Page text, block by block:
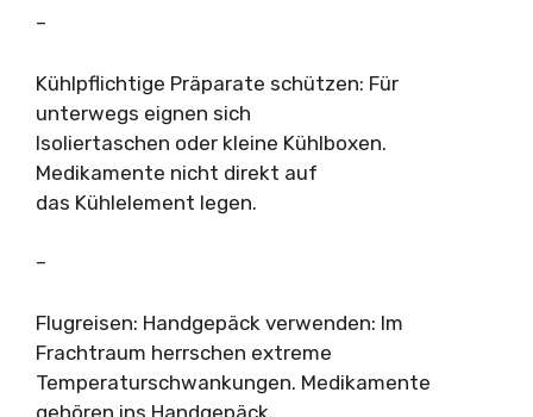
–
Kühlpflichtige Präparate schützen: Für
unterwegs eignen sich
Isoliertaschen oder kleine Kühlboxen.
Medikamente nicht direkt auf
das Kühlelement legen.
–
Flugreisen: Handgepäck verwenden: Im
Frachtraum herrschen extreme
Temperaturschwankungen. Medikamente
gehören ins Handgepäck.